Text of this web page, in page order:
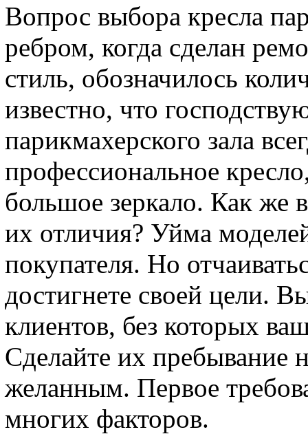
Вопрос выбора кресла
ребром, когда сделан
стиль, обозначилось
известно, что
парикмахерского зала
профессиональное
большое зеркало. Как же
их отличия? Уйма
покупателя. Но
достигнете своей цели.
клиентов, без которых
Сделайте их пребывание
желанным. Первое
многих факторов.